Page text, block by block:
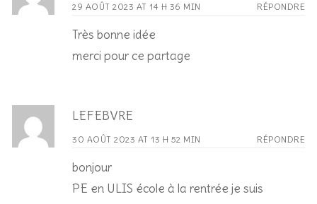
29 AOÛT 2023 AT 14 H 36 MIN RÉPONDRE
Très bonne idée
merci pour ce partage
LEFEBVRE
30 AOÛT 2023 AT 13 H 52 MIN RÉPONDRE
bonjour
PE en ULIS école à la rentrée je suis